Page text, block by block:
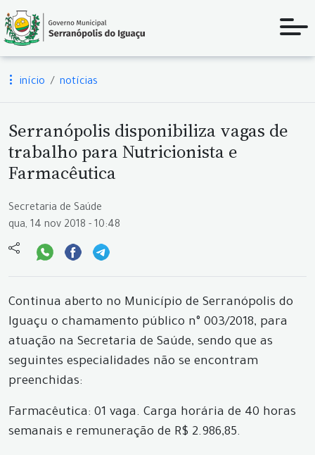
início notícias
Serranópolis disponibiliza vagas de
trabalho para Nutricionista e
Farmacêutica
Secretaria de Saúde
qua, 14 nov 2018 - 10:48
Continua aberto no Município de Serranópolis do
Iguaçu o chamamento público n° 003/2018, para
atuação na Secretaria de Saúde, sendo que as
seguintes especialidades não se encontram
preenchidas:
Farmacêutica: 01 vaga. Carga horária de 40 horas
semanais e remuneração de R$ 2.986,85.